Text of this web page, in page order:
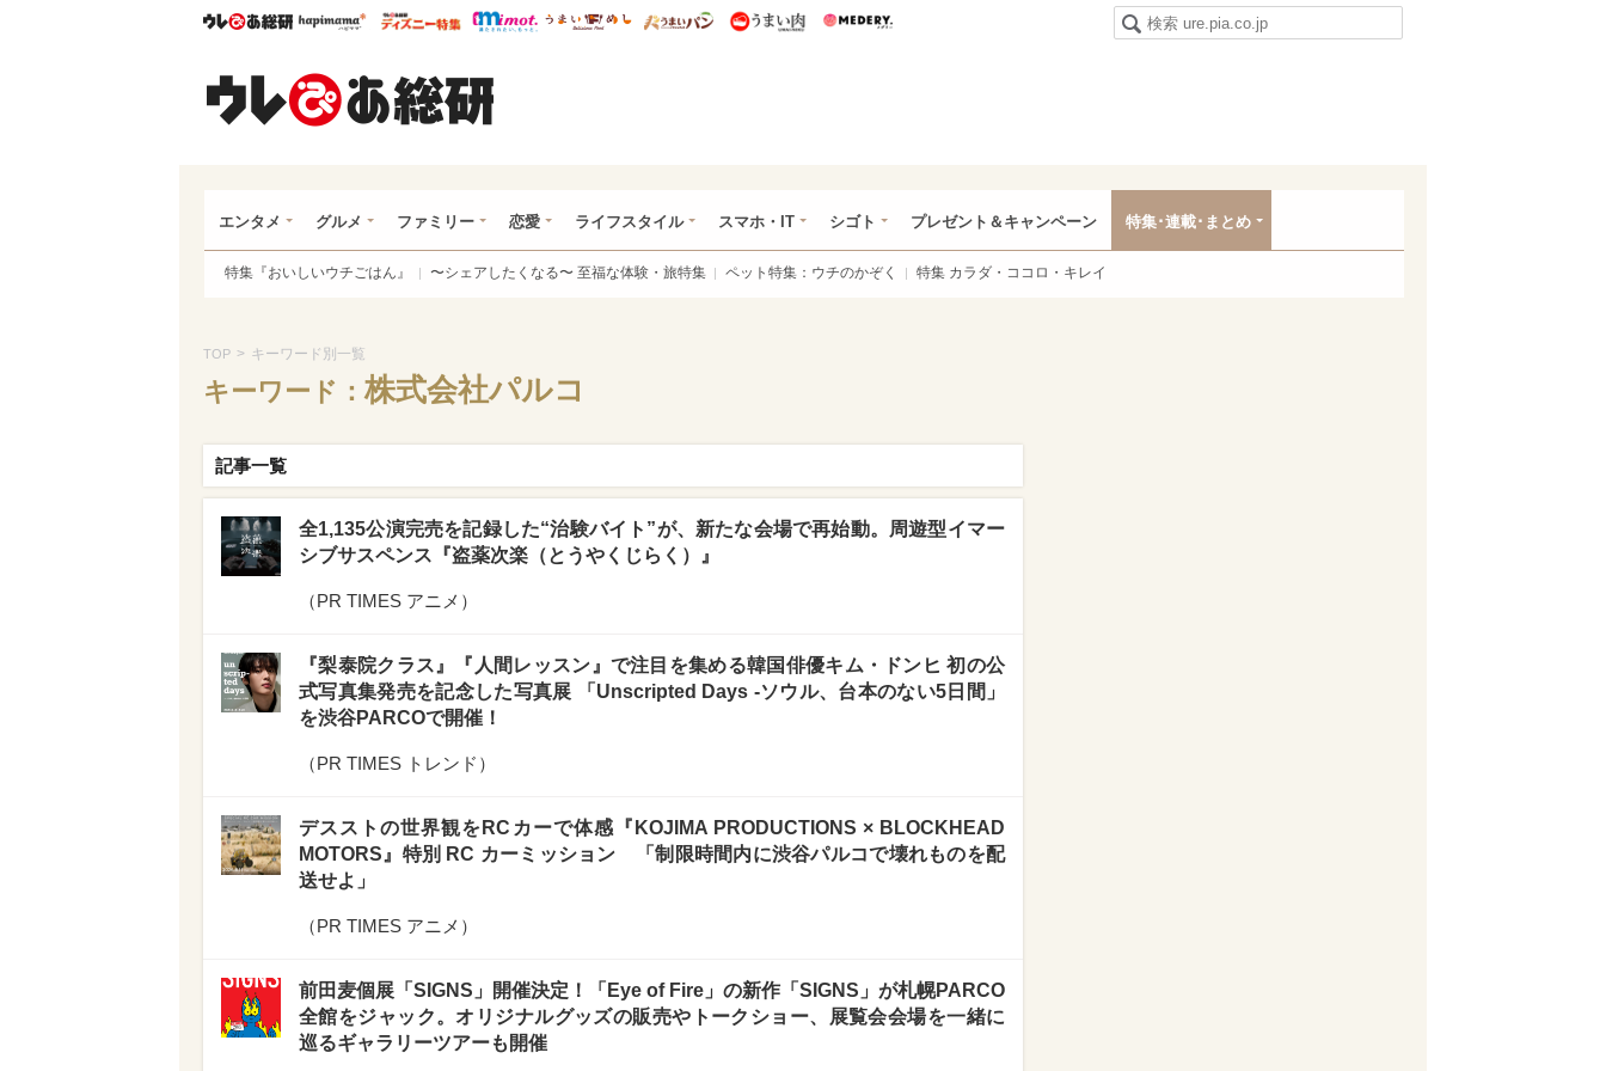
ウレぴあ総研ハピママ* ウレぴあ総研 ディズニー特集
mimot. うまいめし うまいパン うまい肉
エンタメ グルメ ファミリー 恋愛 ライフスタイル スマホ・IT シゴト プレゼント＆キャンペーン 特集･連載･まとめ
特集『おいしいウチごはん』 〜シェアしたくなる〜 至福な体験・旅特集 ペット特集：ウチのかぞく 特集 カラダ・ココロ・キレイ
TOP > キーワード別一覧
キーワード：株式会社パルコ
記事一覧
全1,135公演完売を記録した“治験バイト”が、新たな会場で再始動。周遊型イマー
シブサスペンス『盗薬次楽（とうやくじらく）』
（PR TIMES アニメ ）
『梨泰院クラス』『人間レッスン』で注目を集める韓国俳優キム・ドンヒ 初の公
式写真集発売を記念した写真展 「Unscripted Days -ソウル、台本のない5日間」
を渋谷PARCOで開催！
（PR TIMES トレンド ）
デスストの世界観をRCカーで体感『KOJIMA PRODUCTIONS × BLOCKHEAD
MOTORS』特別 RC カーミッション 「制限時間内に渋谷パルコで壊れものを配
送せよ」
（PR TIMES アニメ ）
前田⻨個展「SIGNS」開催決定！「Eye of Fire」の新作「SIGNS」が札幌PARCO
全館をジャック。オリジナルグッズの販売やトークショー、展覧会会場を一緒に
巡るギャラリーツアーも開催